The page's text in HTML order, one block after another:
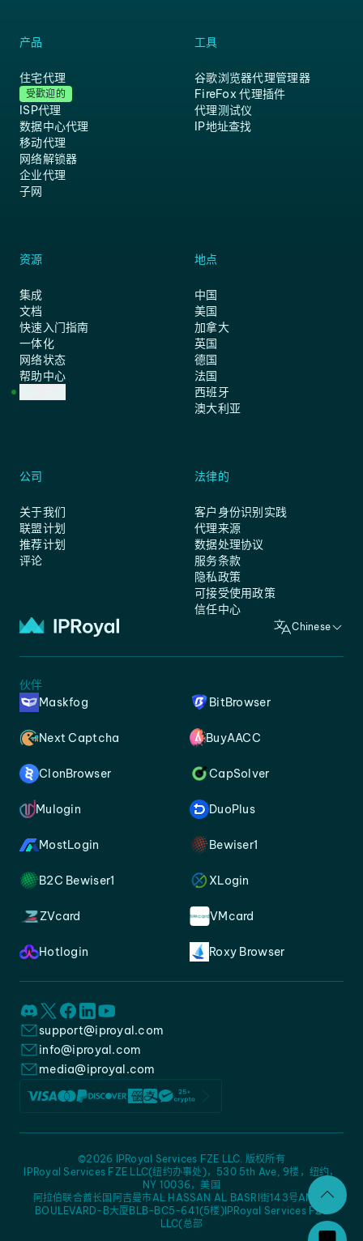
产品
住宅代理
受歡迎的
ISP代理
数据中心代理
移动代理
网络解锁器
企业代理
子网
工具
谷歌浏览器代理管理器
FireFox 代理插件
代理测试仪
IP地址查找
资源
集成
文档
快速入门指南
一体化
网络状态
帮助中心
地点
中国
美国
加拿大
英国
德国
法国
西班牙
澳大利亚
公司
关于我们
联盟计划
推荐计划
评论
法律的
客户身份识别实践
代理来源
数据处理协议
服务条款
隐私政策
可接受使用政策
信任中心
Chinese
伙伴
Maskfog
BitBrowser
Next Captcha BuyAACC
ClonBrowser CapSolver
Mulogin DuoPlus
MostLogin Bewiser1
B2C Bewiser1 XLogin
ZVcard VMcard
Hotlogin Roxy Browser
support@iproyal.com
info@iproyal.com
media@iproyal.com
阿拉伯联合酋长国阿吉曼市AL HASSAN AL BASRI街143号AMC -
BOULEVARD-B大厦BLB-BC5-641(5楼)IPRoyal Services FZE
LLC(总部
IPRoyal Services FZE LLC(纽约办事处)，530 5th Ave, 9楼，纽约，
NY 10036，美国
©2026 IPRoyal Services FZE LLC. 版权所有